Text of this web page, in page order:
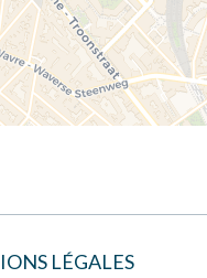
LÉGALES